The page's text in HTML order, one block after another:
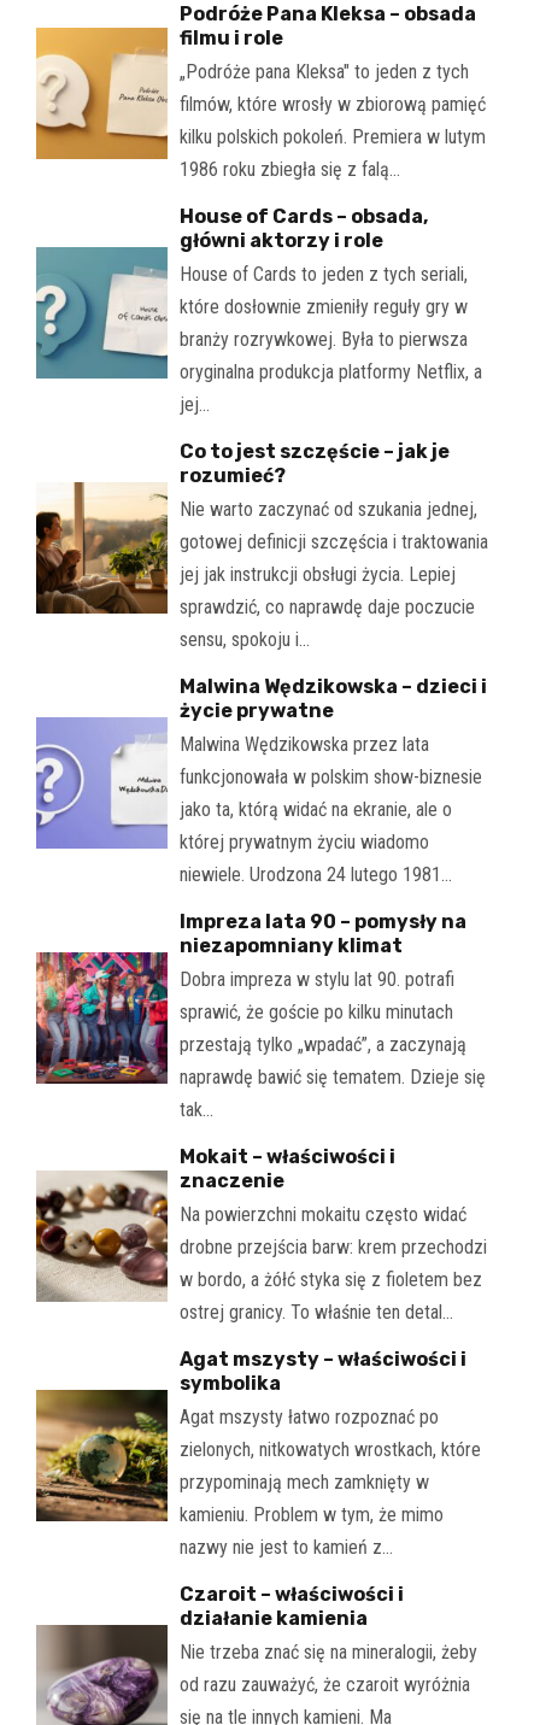
Podróże Pana Kleksa – obsada
filmu i role
„Podróże pana Kleksa" to jeden z tych
filmów, które wrosły w zbiorową pamięć
kilku polskich pokoleń. Premiera w lutym
1986 roku zbiegła się z falą…
House of Cards – obsada,
główni aktorzy i role
House of Cards to jeden z tych seriali,
które dosłownie zmieniły reguły gry w
branży rozrywkowej. Była to pierwsza
oryginalna produkcja platformy Netflix, a
jej…
Co to jest szczęście – jak je
rozumieć?
Nie warto zaczynać od szukania jednej,
gotowej definicji szczęścia i traktowania
jej jak instrukcji obsługi życia. Lepiej
sprawdzić, co naprawdę daje poczucie
sensu, spokoju i…
Malwina Wędzikowska – dzieci i
życie prywatne
Malwina Wędzikowska przez lata
funkcjonowała w polskim show-biznesie
jako ta, którą widać na ekranie, ale o
której prywatnym życiu wiadomo
niewiele. Urodzona 24 lutego 1981…
Impreza lata 90 – pomysły na
niezapomniany klimat
Dobra impreza w stylu lat 90. potrafi
sprawić, że goście po kilku minutach
przestają tylko „wpadać”, a zaczynają
naprawdę bawić się tematem. Dzieje się
tak…
Mokait – właściwości i
znaczenie
Na powierzchni mokaitu często widać
drobne przejścia barw: krem przechodzi
w bordo, a żółć styka się z fioletem bez
ostrej granicy. To właśnie ten detal…
Agat mszysty – właściwości i
symbolika
Agat mszysty łatwo rozpoznać po
zielonych, nitkowatych wrostkach, które
przypominają mech zamknięty w
kamieniu. Problem w tym, że mimo
nazwy nie jest to kamień z…
Czaroit – właściwości i
działanie kamienia
Nie trzeba znać się na mineralogii, żeby
od razu zauważyć, że czaroit wyróżnia
się na tle innych kamieni. Ma